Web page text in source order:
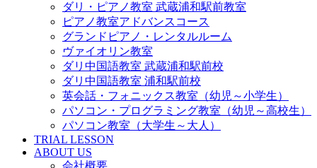
ダリ・ピアノ教室 武蔵浦和駅前教室
ピアノ教室アドバンスコース
グランドピアノ・レンタルルーム
ヴァイオリン教室
ダリ中国語教室 武蔵浦和駅前校
ダリ中国語教室 浦和駅前校
英会話・フォニックス教室（幼児～小学生）
パソコン・プログラミング教室（幼児～高校生）
パソコン教室（大学生～大人）
TRIAL LESSON
ABOUT US
会社概要